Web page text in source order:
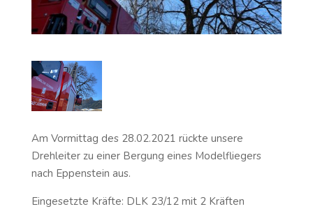
Am Vormittag des 28.02.2021 rückte unsere
Drehleiter zu einer Bergung eines Modelfliegers
nach Eppenstein aus.
Eingesetzte Kräfte: DLK 23/12 mit 2 Kräften